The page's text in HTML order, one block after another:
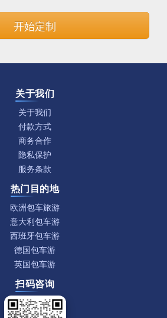
开始定制
关于我们
关于我们
付款方式
商务合作
隐私保护
服务条款
热门目的地
欧洲包车旅游
意大利包车游
西班牙包车游
德国包车游
英国包车游
扫码咨询